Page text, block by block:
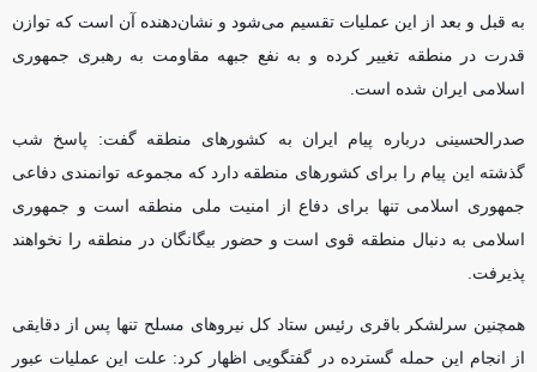
به قبل و بعد از این عملیات تقسیم می‌شود و نشان‌دهنده آن است که توازن
قدرت در منطقه تغییر کرده و به نفع جبهه مقاومت به رهبری جمهوری
اسلامی ایران شده است.
صدرالحسینی درباره پیام ایران به کشور‌های منطقه گفت: پاسخ شب
گذشته این پیام را برای کشور‌های منطقه دارد که مجموعه توانمندی دفاعی
جمهوری اسلامی تنها برای دفاع از امنیت ملی منطقه است و جمهوری
اسلامی به دنبال منطقه قوی است و حضور بیگانگان در منطقه را نخواهند
پذیرفت.
همچنین سرلشکر باقری رئیس ستاد کل نیرو‌های مسلح تنها پس از دقایقی
از انجام این حمله گسترده در گفتگویی اظهار کرد: علت این عملیات عبور